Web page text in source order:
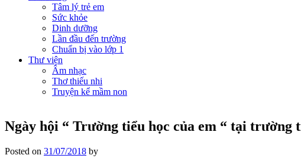
Tâm lý trẻ em
Sức khỏe
Dinh dưỡng
Lần đầu đến trường
Chuẩn bị vào lớp 1
Thư viện
Âm nhạc
Thơ thiếu nhi
Truyện kể mầm non
Ngày hội “ Trường tiểu học của em “ tại trường
Posted on 31/07/2018 by